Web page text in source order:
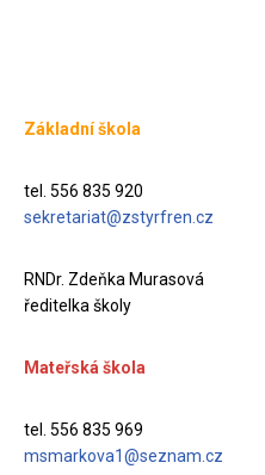
Základní škola
tel. 556 835 920
sekretariat@zstyrfren.cz
RNDr. Zdeňka Murasová
ředitelka školy
Mateřská škola
tel. 556 835 969
msmarkova1@seznam.cz